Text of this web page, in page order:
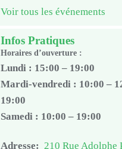
Voir tous les événements
Infos Pratiques
Horaires d’ouverture :
Lundi : 15:00 – 19:00
Mardi-vendredi : 10:00 –
19:00
Samedi : 10:00 – 19:00
Adresse: 210 Rue Adolphe